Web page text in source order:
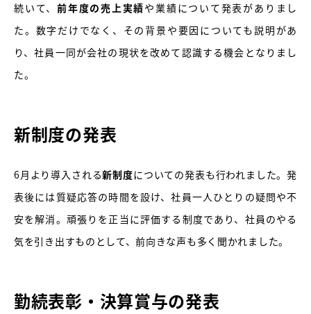
続いて、前年度の売上実績や業績について発表がありまし
た。数字だけでなく、その背景や要因についても説明があ
り、社員一同が会社の現状を改めて認識する機会となりまし
た。
新制度の発表
6月より導入される新制度についての発表も行われました。発
表後には質疑応答の時間を設け、社員一人ひとりの疑問や不
安を解消。頑張りを正当に評価する制度であり、社員のやる
気を引き出すものとして、前向きな声も多く聞かれました。
勤続表彰・決算賞与の発表